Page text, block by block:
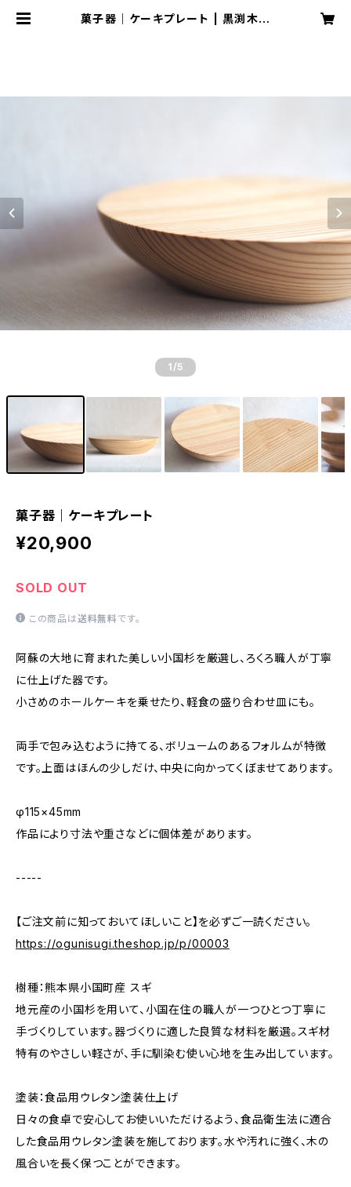
菓子器｜ケーキプレート | 黒渕木工
1 /5
菓子器｜ケーキプレート
¥20,900
SOLD OUT
この商品は送料無料です。
阿蘇の大地に育まれた美しい小国杉を厳選し、ろくろ職人が丁寧
に仕上げた器です。
小さめのホールケーキを乗せたり、軽食の盛り合わせ皿にも。
両手で包み込むように持てる、ボリュームのあるフォルムが特徴
です。上面はほんの少しだけ、中央に向かってくぼませてあります。
φ115×45mm
作品により寸法や重さなどに個体差があります。
-----
【ご注文前に知っておいてほしいこと】を必ずご一読ください。
https://ogunisugi.theshop.jp/p/00003
樹種：熊本県小国町産 スギ
地元産の小国杉を用いて、小国在住の職人が一つひとつ丁寧に
手づくりしています。器づくりに適した良質な材料を厳選。スギ材
特有のやさしい軽さが、手に馴染む使い心地を生み出しています。
塗装：食品用ウレタン塗装仕上げ
日々の食卓で安心してお使いいただけるよう、食品衛生法に適合
した食品用ウレタン塗装を施しております。水や汚れに強く、木の
風合いを長く保つことができます。